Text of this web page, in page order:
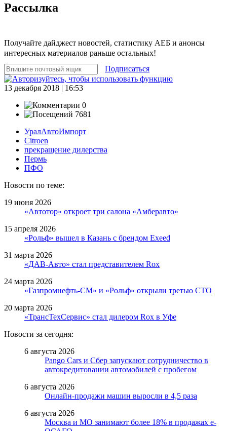
Рассылка
Получайте дайджест новостей, статистику АЕБ и анонсы
интересных материалов раньше остальных!
Подписаться
13 декабря 2018 | 16:53
0
7681
УралАвтоИмпорт
Citroen
прекращение дилерства
Пермь
ПФО
Новости по теме:
19 июня 2026
«Автотор» откроет три салона «Амберавто»
15 апреля 2026
«Рольф» вышел в Казань с брендом Exeed
31 марта 2026
«ДАВ-Авто» стал представителем Rox
24 марта 2026
«Газпромнефть-СМ» и «Рольф» открыли третью СТО
20 марта 2026
«ТрансТехСервис» стал дилером Rox в Уфе
Новости за сегодня:
6 августа 2026
Pango Cars и Сбер запускают сотрудничество в
автокредитовании автомобилей с пробегом
6 августа 2026
Онлайн-продажи машин выросли в 4,5 раза
6 августа 2026
Москва и МО занимают более 18% в продажах е-